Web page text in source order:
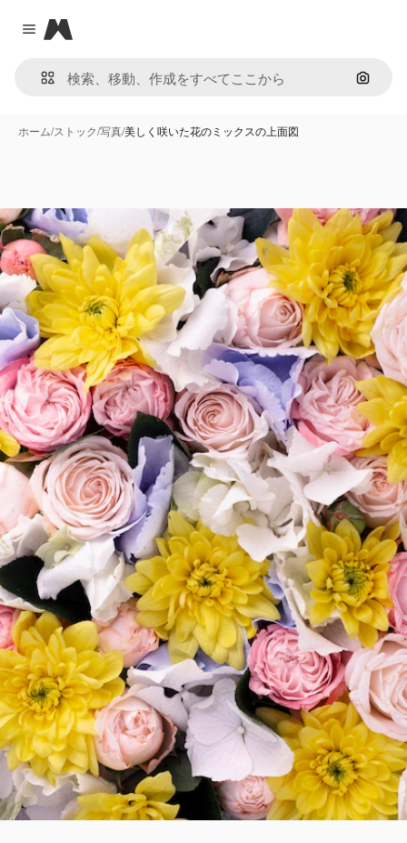
Close menu
Magnific
画像で
ホーム/ストック/写真/美しく咲いた花のミックスの上面図